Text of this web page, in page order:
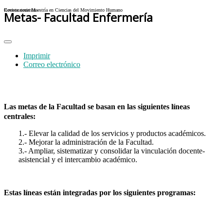
Convocatoria Maestría en Ciencias del Movimiento Humano
Revista ueuetsin
Metas- Facultad Enfermería
Imprimir
Correo electrónico
Las metas de la Facultad se basan en las siguientes líneas
centrales:
1.- Elevar la calidad de los servicios y productos académicos.
2.- Mejorar la administración de la Facultad.
3.- Ampliar, sistematizar y consolidar la vinculación docente-
asistencial y el intercambio académico.
Estas líneas están integradas por los siguientes programas: